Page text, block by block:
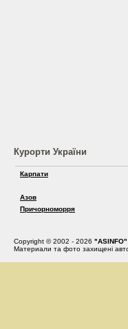
Курорти України
Карпати
Азов
Причорноморря
Copyright © 2002 - 2026 "ASINFO"
Материали та фото захищені